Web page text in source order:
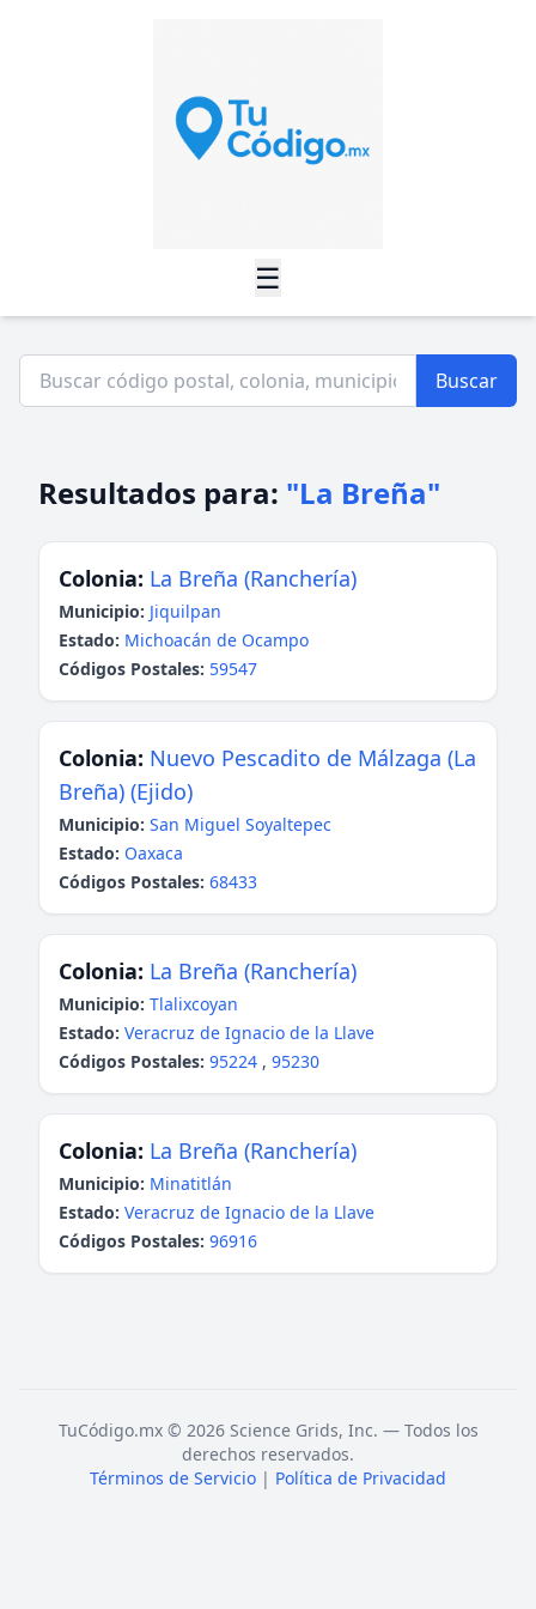
☰
Buscar
Resultados para: "La Breña"
Colonia: La Breña (Ranchería)
Municipio: Jiquilpan
Estado: Michoacán de Ocampo
Códigos Postales: 59547
Colonia: Nuevo Pescadito de Málzaga (La
Breña) (Ejido)
Municipio: San Miguel Soyaltepec
Estado: Oaxaca
Códigos Postales: 68433
Colonia: La Breña (Ranchería)
Municipio: Tlalixcoyan
Estado: Veracruz de Ignacio de la Llave
Códigos Postales: 95224 , 95230
Colonia: La Breña (Ranchería)
Municipio: Minatitlán
Estado: Veracruz de Ignacio de la Llave
Códigos Postales: 96916
TuCódigo.mx © 2026 Science Grids, Inc. — Todos los
derechos reservados.
Términos de Servicio | Política de Privacidad